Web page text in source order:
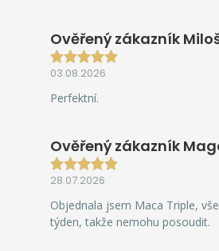
Ověřený zákazník
03.08.2026
Perfektní.
Ověřený zákazník
28.07.2026
Objednala jsem Maca Triple,
týden, takže nemohu posoudit.